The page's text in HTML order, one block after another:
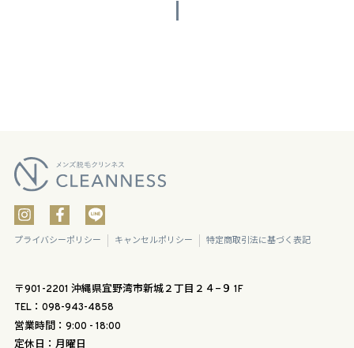
プライバシーポリシー キャンセルポリシー 特定商取引法に基づく表記
〒901-2201 沖縄県宜野湾市新城２丁目２４−９ 1F
TEL：098-943-4858
営業時間：9:00 - 18:00
定休日：月曜日